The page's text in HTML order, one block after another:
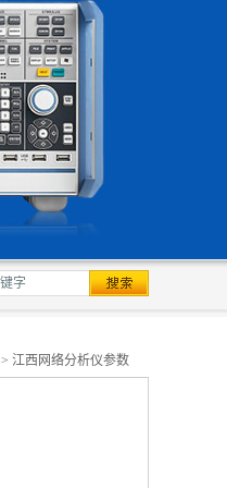
> 江西网络分析仪参数